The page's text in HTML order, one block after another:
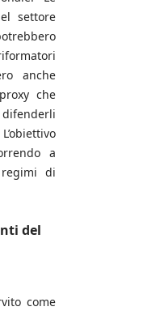
settore
anche
che
a
di
del
come